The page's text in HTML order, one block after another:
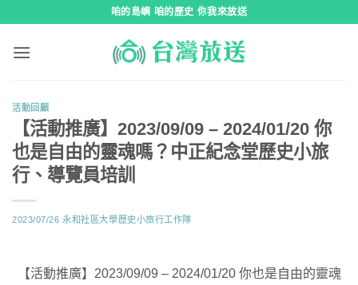
咱的島嶼 咱的歷史 你我來放送
活動回顧
【活動推廣】2023/09/09 – 2024/01/20 你
也是自由的靈魂嗎？中正紀念堂歷史小旅
行、導覽員培訓
2023/07/26 永和社區大學歷史小旅行工作隊
【活動推廣】2023/09/09 – 2024/01/20 你也是自由的靈魂